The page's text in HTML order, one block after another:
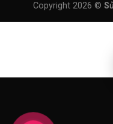
Copyright 2026 ©